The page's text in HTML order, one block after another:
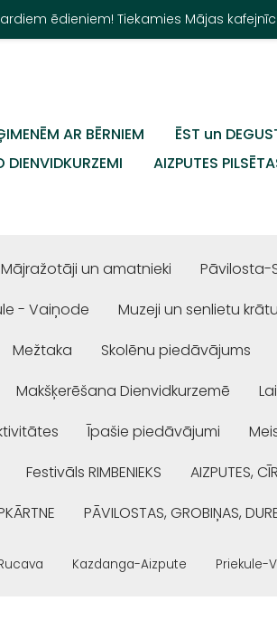
ēdieniem! Tiekamies Mājas
AR BĒRNIEM ĒST un
DIENVIDKURZEMI AIZPUTES
Mājražotāji un amatnieki Pāvilosta-
- Vaiņode Muzeji un senlietu
Mežtaka Skolēnu piedāvājums
Makšķerēšana Dienvidkurzemē
Īpašie piedāvājumi
Festivāls RIMBENIEKS
AIZPUTES,
PĀVILOSTAS, GROBIŅAS,
Kazdanga-Aizpute Priekule-